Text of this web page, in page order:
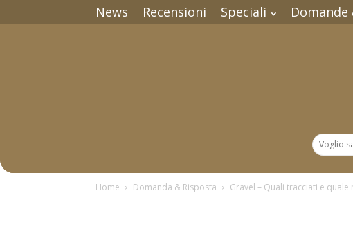
News Recensioni Speciali Domande
Home Domanda & Risposta Gravel – Quali tracciati e